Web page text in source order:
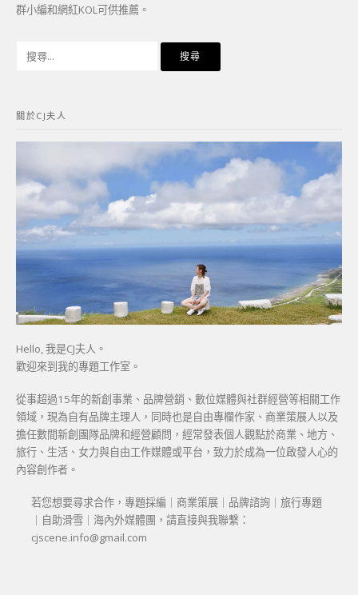
群小編和網紅KOL可供推薦。
字:
關於CJ夫人
Hello, 我是CJ夫人。
歡迎來到我的專題工作室。
從事超過15年的新創事業、品牌營銷、數位媒體與社群經營等相關工作
領域，現為自有品牌主理人，同時也是自由專欄作家、商業策展人以及
擔任數間新創團隊品牌和經營顧問，經常發表個人觀點於商業、地方、
旅行、生活、女力與自由工作媒體或平台，致力於成為一位啟發人心的
內容創作者。
若您想要尋求合作，專題採編｜商業策展｜品牌諮詢｜旅行專題
｜自助滑雪｜海內外媒體團，請直接與我聯繫：
cjscene.info@gmail.com